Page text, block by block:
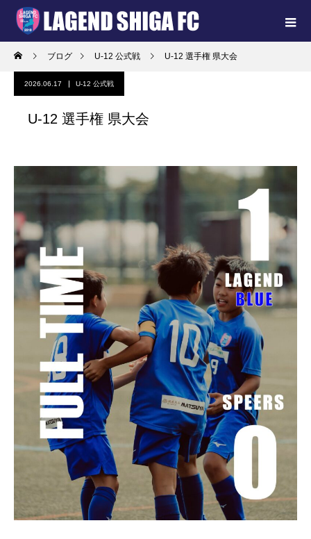
ブログ U-12 公式戦 U-12 選手権 県大会
2026.06.17 U-12 公式戦
U-12 選手権 県大会